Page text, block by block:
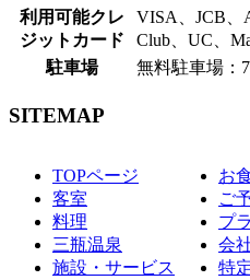
利用可能クレ
ジットカード
VISA、JCB、
Club、UC、
駐車場
無料駐車場：
SITEMAP
TOPページ
客室
料理
三瓶温泉
施設・サービス
お
ご
プ
会
特